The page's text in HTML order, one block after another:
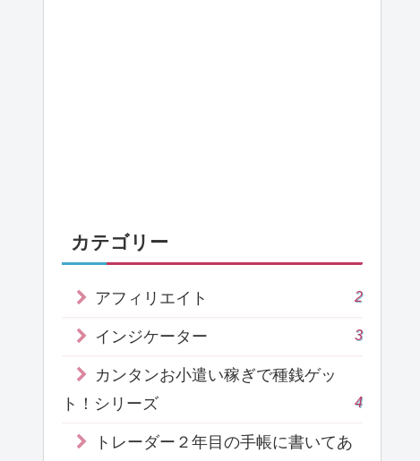
カテゴリー
アフィリエイト 2
インジケーター 3
カンタンお小遣い稼ぎで種銭ゲッ
ト！シリーズ
4
トレーダー２年目の手帳に書いてあ